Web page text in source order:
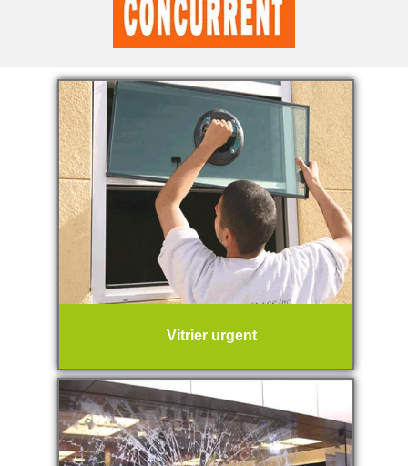
Vitrier urgent